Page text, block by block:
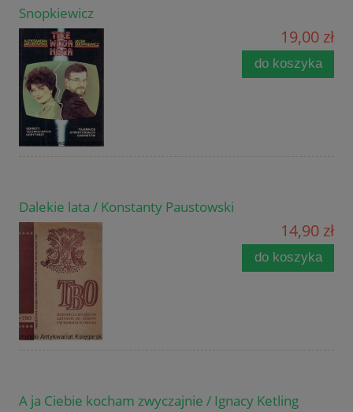
Snopkiewicz
19,00 zł
do koszyka
Dalekie lata / Konstanty Paustowski
14,90 zł
do koszyka
A ja Ciebie kocham zwyczajnie / Ignacy Ketling